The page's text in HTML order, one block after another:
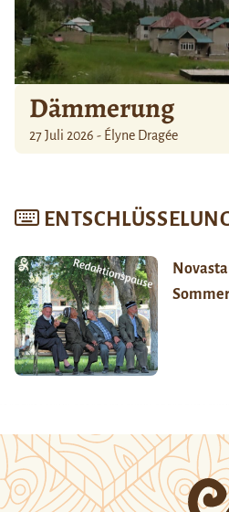
Dämmerung
27 Juli 2026 - Élyne Dragée